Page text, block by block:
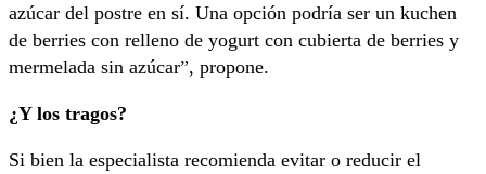
azúcar del postre en sí. Una opción podría ser un kuchen
de berries con relleno de yogurt con cubierta de berries y
mermelada sin azúcar”, propone.
¿Y los tragos?
Si bien la especialista recomienda evitar o reducir el